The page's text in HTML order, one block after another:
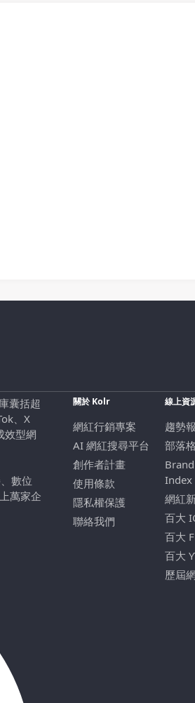
囊括超
、X
效型網
數位
萬家企
關於 Kolr
網紅行銷專案
AI 網紅搜尋平台
創作者計畫
使用條款
隱私權保護
聯絡我們
線上資
趨勢
部落格
Index
網紅
百大
百大
百大
歷屆